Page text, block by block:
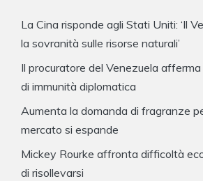
La Cina risponde agli Stati Uniti: ‘Il
la sovranità sulle risorse naturali’
Il procuratore del Venezuela
di immunità diplomatica
Aumenta la domanda di fragranze
mercato si espande
Mickey Rourke affronta difficoltà
di risollevarsi